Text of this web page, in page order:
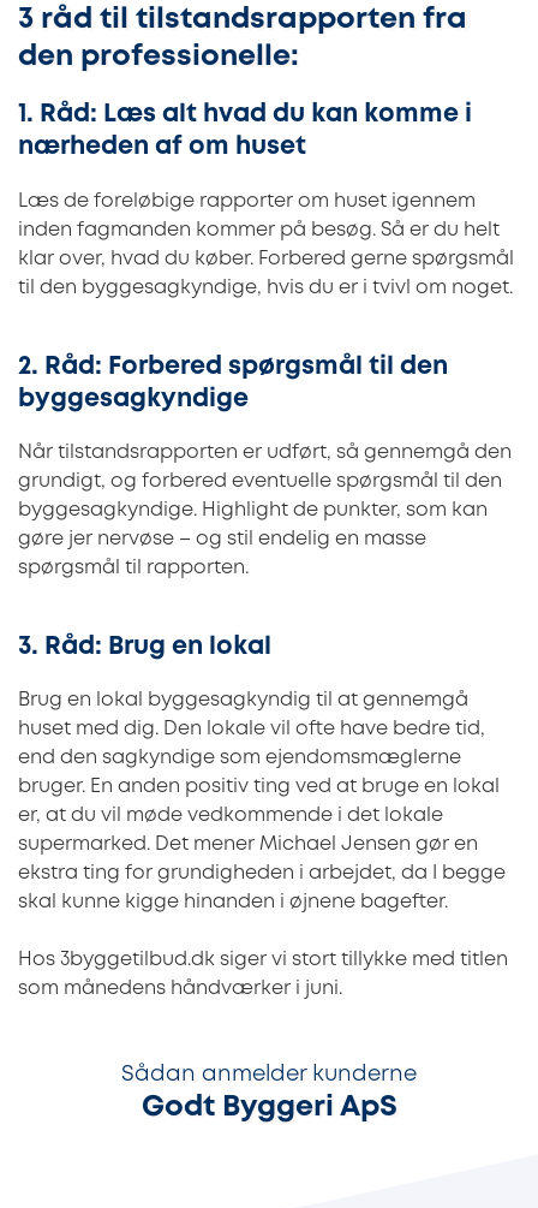
3 råd til tilstandsrapporten fra
den professionelle:
1. Råd: Læs alt hvad du kan komme i
nærheden af om huset
Læs de foreløbige rapporter om huset igennem
inden fagmanden kommer på besøg. Så er du helt
klar over, hvad du køber. Forbered gerne spørgsmål
til den byggesagkyndige, hvis du er i tvivl om noget.
2. Råd: Forbered spørgsmål til den
byggesagkyndige
Når tilstandsrapporten er udført, så gennemgå den
grundigt, og forbered eventuelle spørgsmål til den
byggesagkyndige. Highlight de punkter, som kan
gøre jer nervøse – og stil endelig en masse
spørgsmål til rapporten.
3. Råd: Brug en lokal
Brug en lokal byggesagkyndig til at gennemgå
huset med dig. Den lokale vil ofte have bedre tid,
end den sagkyndige som ejendomsmæglerne
bruger. En anden positiv ting ved at bruge en lokal
er, at du vil møde vedkommende i det lokale
supermarked. Det mener Michael Jensen gør en
ekstra ting for grundigheden i arbejdet, da I begge
skal kunne kigge hinanden i øjnene bagefter.
Hos 3byggetilbud.dk siger vi stort tillykke med titlen
som månedens håndværker i juni.
Sådan anmelder kunderne
Godt Byggeri ApS